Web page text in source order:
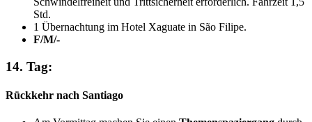
Std.
1 Übernachtung im Hotel Xaguate in São Filipe.
F/M/-
14. Tag:
Rückkehr nach Santiago